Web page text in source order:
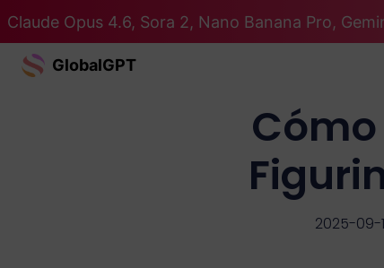
Claude Opus 4.6, Sora 2, Nano Banana Pro,
GlobalGPT
2025-09-